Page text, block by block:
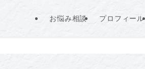
お悩み相談 プロフィール